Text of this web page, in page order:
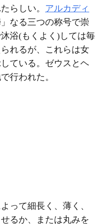
らしい。 アルカディ
なる三つの称号で崇
浴(もくよく)しては毎
れるが、これらは女
ている。ゼウスとヘ
行われた。
って細長く、薄く、
るか、または丸みを